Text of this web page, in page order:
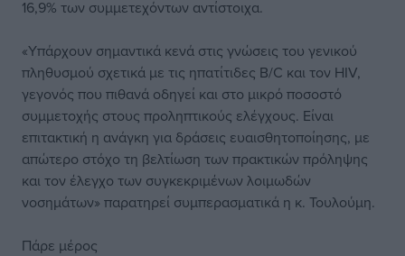
16,9% των συμμετεχόντων αντίστοιχα.
«Υπάρχουν σημαντικά κενά στις γνώσεις του γενικού
πληθυσμού σχετικά με τις ηπατίτιδες B/C και τον HIV,
γεγονός που πιθανά οδηγεί και στο μικρό ποσοστό
συμμετοχής στους προληπτικούς ελέγχους. Είναι
επιτακτική η ανάγκη για δράσεις ευαισθητοποίησης, με
απώτερο στόχο τη βελτίωση των πρακτικών πρόληψης
και τον έλεγχο των συγκεκριμένων λοιμωδών
νοσημάτων» παρατηρεί συμπερασματικά η κ. Τουλούμη.
Πάρε μέρος